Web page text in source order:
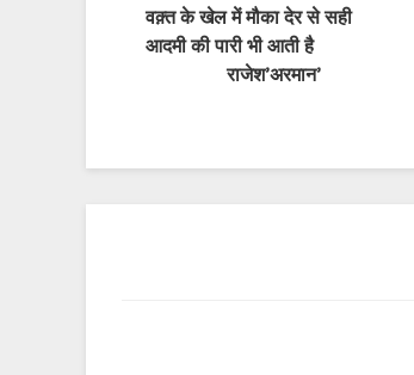
वक़्त के खेल में मौका देर से सही
आदमी की पारी भी आती है
राजेश’अरमान’